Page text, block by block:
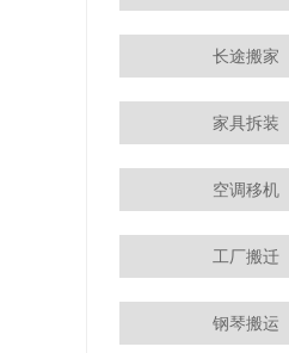
长途搬家
家具拆装
空调移机
工厂搬迁
钢琴搬运